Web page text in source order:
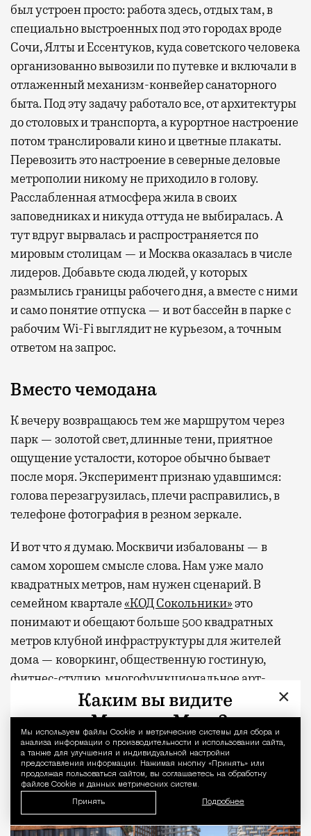
Уведомление
Мы используем файлы Сookie и метрические системы для сбора и
анализа информации о производительности и использовании сайта,
а также для улучшения и индивидуальной настройки
предоставления информации. Нажимая кнопку «Принять» или
продолжая пользоваться сайтом, вы соглашаетесь на обработку
файлов Cookie и данных метрических систем.
Принять Подробнее
был устроен просто: работа здесь, отдых там, в
специально выстроенных под это городах вроде
Сочи, Ялты и Ессентуков, куда советского человека
организованно вывозили по путевке и включали в
отлаженный механизм-конвейер санаторного
быта. Под эту задачу работало все, от архитектуры
до столовых и транспорта, а курортное настроение
потом транслировали кино и цветные плакаты.
Перевозить это настроение в северные деловые
метрополии никому не приходило в голову.
Расслабленная атмосфера жила в своих
заповедниках и никуда оттуда не выбиралась. А
тут вдруг вырвалась и распространяется по
мировым столицам — и Москва оказалась в числе
лидеров. Добавьте сюда людей, у которых
размылись границы рабочего дня, а вместе с ними
и само понятие отпуска — и вот бассейн в парке с
рабочим Wi-Fi выглядит не курьезом, а точным
ответом на запрос.
Вместо чемодана
К вечеру возвращаюсь тем же маршрутом через
парк — золотой свет, длинные тени, приятное
ощущение усталости, которое обычно бывает
после моря. Эксперимент признаю удавшимся:
голова перезагрузилась, плечи расправились, в
телефоне фотография в резном зеркале.
И вот что я думаю. Москвичи избалованы — в
самом хорошем смысле слова. Нам уже мало
квадратных метров, нам нужен сценарий. В
семейном квартале«КОД Сокольники»это
понимают и обещают больше 500 квадратных
метров клубной инфраструктуры для жителей
дома — коворкинг, общественную гостиную,
фитнес-студию, многофункциональное арт-
пространство и двухуровневую «игровую» для
детей. А снаружи, через свой тихий вход, будет
легендарный парк со всем его курортным
хозяйством.
×